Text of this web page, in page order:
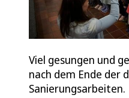
Viel gesungen und
nach dem Ende der
Sanierungsarbeiten.